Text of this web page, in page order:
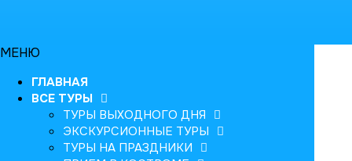
МЕНЮ
ГЛАВНАЯ
ВСЕ ТУРЫ
ТУРЫ ВЫХОДНОГО ДНЯ
ЭКСКУРСИОННЫЕ ТУРЫ
ТУРЫ НА ПРАЗДНИКИ